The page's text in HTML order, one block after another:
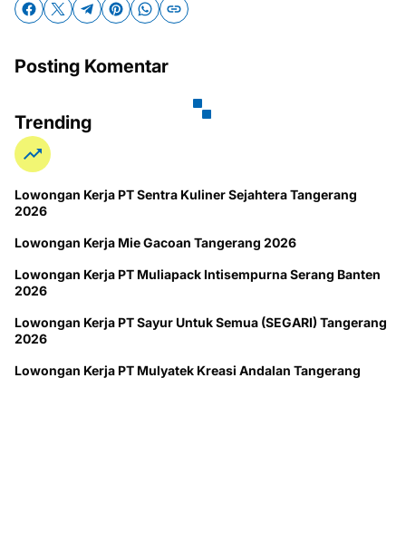
Posting Komentar
Trending
Lowongan Kerja PT Sentra Kuliner Sejahtera Tangerang
2026
Lowongan Kerja Mie Gacoan Tangerang 2026
Lowongan Kerja PT Muliapack Intisempurna Serang Banten
2026
Lowongan Kerja PT Sayur Untuk Semua (SEGARI) Tangerang
2026
Lowongan Kerja PT Mulyatek Kreasi Andalan Tangerang